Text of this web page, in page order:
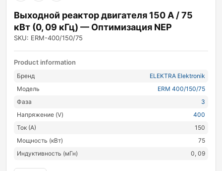
Выходной реактор двигателя 150 А / 75
кВт (0, 09 кГц) — Оптимизация NEP
SKU: ERM-400/150/75
Product information
Бренд
ELEKTRA Elektronik
Модель
ERM 400/150/75
Фаза
3
Напряжение (V)
400
Ток (А)
150
Мощность (кВт)
75
Индуктивность (мГн)
0, 09